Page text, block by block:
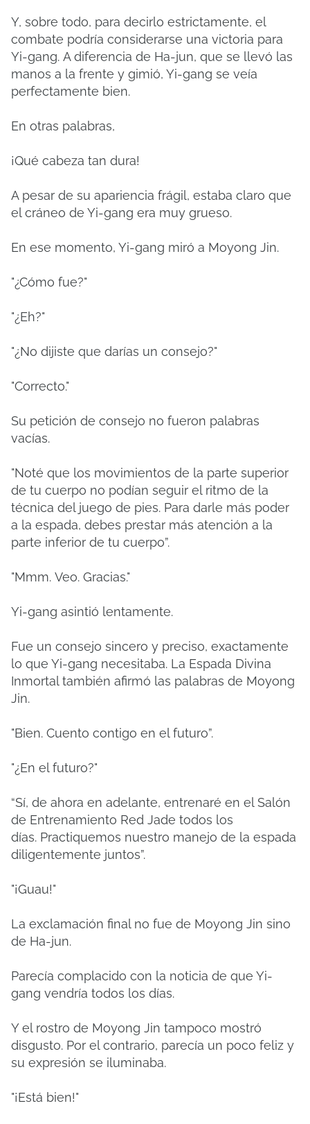
Y, sobre todo, para decirlo estrictamente, el
combate podría considerarse una victoria para
Yi-gang. A diferencia de Ha-jun, que se llevó las
manos a la frente y gimió, Yi-gang se veía
perfectamente bien.
En otras palabras,
¡Qué cabeza tan dura!
A pesar de su apariencia frágil, estaba claro que
el cráneo de Yi-gang era muy grueso.
En ese momento, Yi-gang miró a Moyong Jin.
"¿Cómo fue?"
"¿Eh?"
"¿No dijiste que darías un consejo?"
"Correcto."
Su petición de consejo no fueron palabras
vacías.
"Noté que los movimientos de la parte superior
de tu cuerpo no podían seguir el ritmo de la
técnica del juego de pies. Para darle más poder
a la espada, debes prestar más atención a la
parte inferior de tu cuerpo”.
"Mmm. Veo. Gracias."
Yi-gang asintió lentamente.
Fue un consejo sincero y preciso, exactamente
lo que Yi-gang necesitaba. La Espada Divina
Inmortal también afirmó las palabras de Moyong
Jin.
"Bien. Cuento contigo en el futuro”.
"¿En el futuro?"
“Sí, de ahora en adelante, entrenaré en el Salón
de Entrenamiento Red Jade todos los
días. Practiquemos nuestro manejo de la espada
diligentemente juntos”.
"¡Guau!"
La exclamación final no fue de Moyong Jin sino
de Ha-jun.
Parecía complacido con la noticia de que Yi-
gang vendría todos los días.
Y el rostro de Moyong Jin tampoco mostró
disgusto. Por el contrario, parecía un poco feliz y
su expresión se iluminaba.
"¡Está bien!"